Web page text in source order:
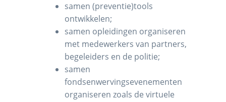
samen (preventie)tools
ontwikkelen;
samen opleidingen organiseren
met medewerkers van partners,
begeleiders en de politie;
samen
fondsenwervingsevenementen
organiseren zoals de virtuele